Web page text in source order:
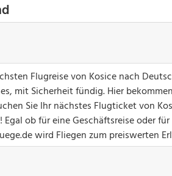
Flugreise von Kosice nach
mit Sicherheit fündig. Hier
Sie Ihr nächstes Flugticket von
ob für eine Geschäftsreise oder
wird Fliegen zum preiswerten